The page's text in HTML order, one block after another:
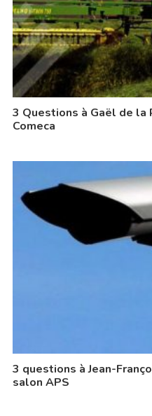
3 Questions à Gaël de la
Comeca
3 questions à Jean-
salon APS